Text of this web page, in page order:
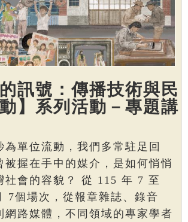
的訊號：傳播技術與民
】系列活動－專題講
為單位流動，我們多常駐足回
被握在手中的媒介，是如何悄悄
社會的容貌？ 從 115 年 7 至
7個場次，從報章雜誌、錄音
網路媒體，不同領域的專家學者